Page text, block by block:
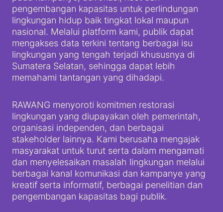
pengembangan kapasitas untuk perlindungan
lingkungan hidup baik tingkat lokal maupun
nasional. Melalui platform kami, publik dapat
mengakses data terkini tentang berbagai isu
lingkungan yang tengah terjadi khususnya di
Sumatera Selatan, sehingga dapat lebih
memahami tantangan yang dihadapi.
RAWANG menyoroti komitmen restorasi
lingkungan yang diupayakan oleh pemerintah,
organisasi independen, dan berbagai
stakeholder lainnya. Kami berusaha mengajak
masyarakat untuk turut serta dalam mengamati
dan menyelesaikan masalah lingkungan melalui
berbagai kanal komunikasi dan kampanye yang
kreatif serta informatif, berbagai penelitian dan
pengembangan kapasitas bagi publik.